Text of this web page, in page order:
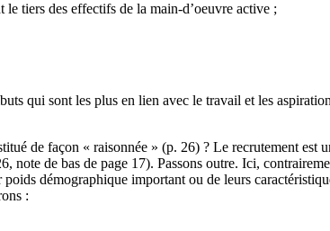
tiers des effectifs de la main-d’oeuvre active ;
qui sont les plus en lien avec le travail et les
de façon « raisonnée » (p. 26) ? Le recrutement est
note de bas de page 17). Passons outre. Ici,
démographique important ou de leurs
: